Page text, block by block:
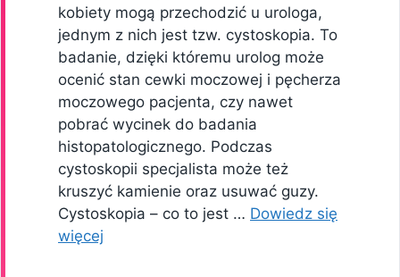
kobiety mogą przechodzić u urologa,
jednym z nich jest tzw. cystoskopia. To
badanie, dzięki któremu urolog może
ocenić stan cewki moczowej i pęcherza
moczowego pacjenta, czy nawet
pobrać wycinek do badania
histopatologicznego. Podczas
cystoskopii specjalista może też
kruszyć kamienie oraz usuwać guzy.
Cystoskopia – co to jest … Dowiedz się
więcej